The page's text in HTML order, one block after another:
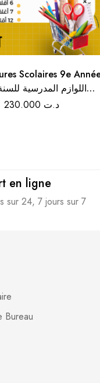
Scolaires 9e
د.ت
en ligne
sur 24, 7 jours sur 7
Bureau